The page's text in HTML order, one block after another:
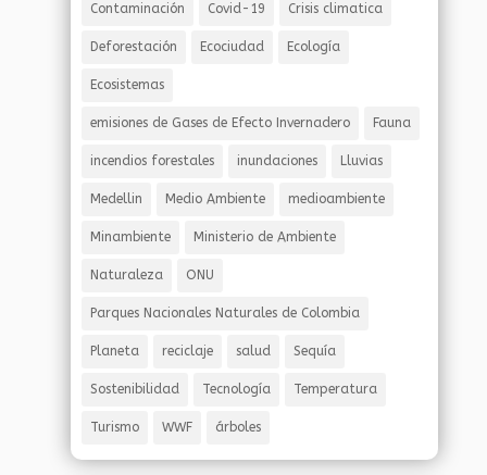
Contaminación Covid-19 Crisis climatica
Deforestación Ecociudad Ecología
Ecosistemas
emisiones de Gases de Efecto Invernadero Fauna
incendios forestales inundaciones Lluvias
Medellin Medio Ambiente medioambiente
Minambiente Ministerio de Ambiente
Naturaleza ONU
Parques Nacionales Naturales de Colombia
Planeta reciclaje salud Sequía
Sostenibilidad Tecnología Temperatura
Turismo WWF árboles